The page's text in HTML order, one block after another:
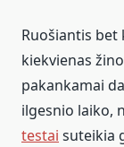
Ruošiantis
kiekvienas
pakankamai
ilgesnio laiko,
testai suteikia